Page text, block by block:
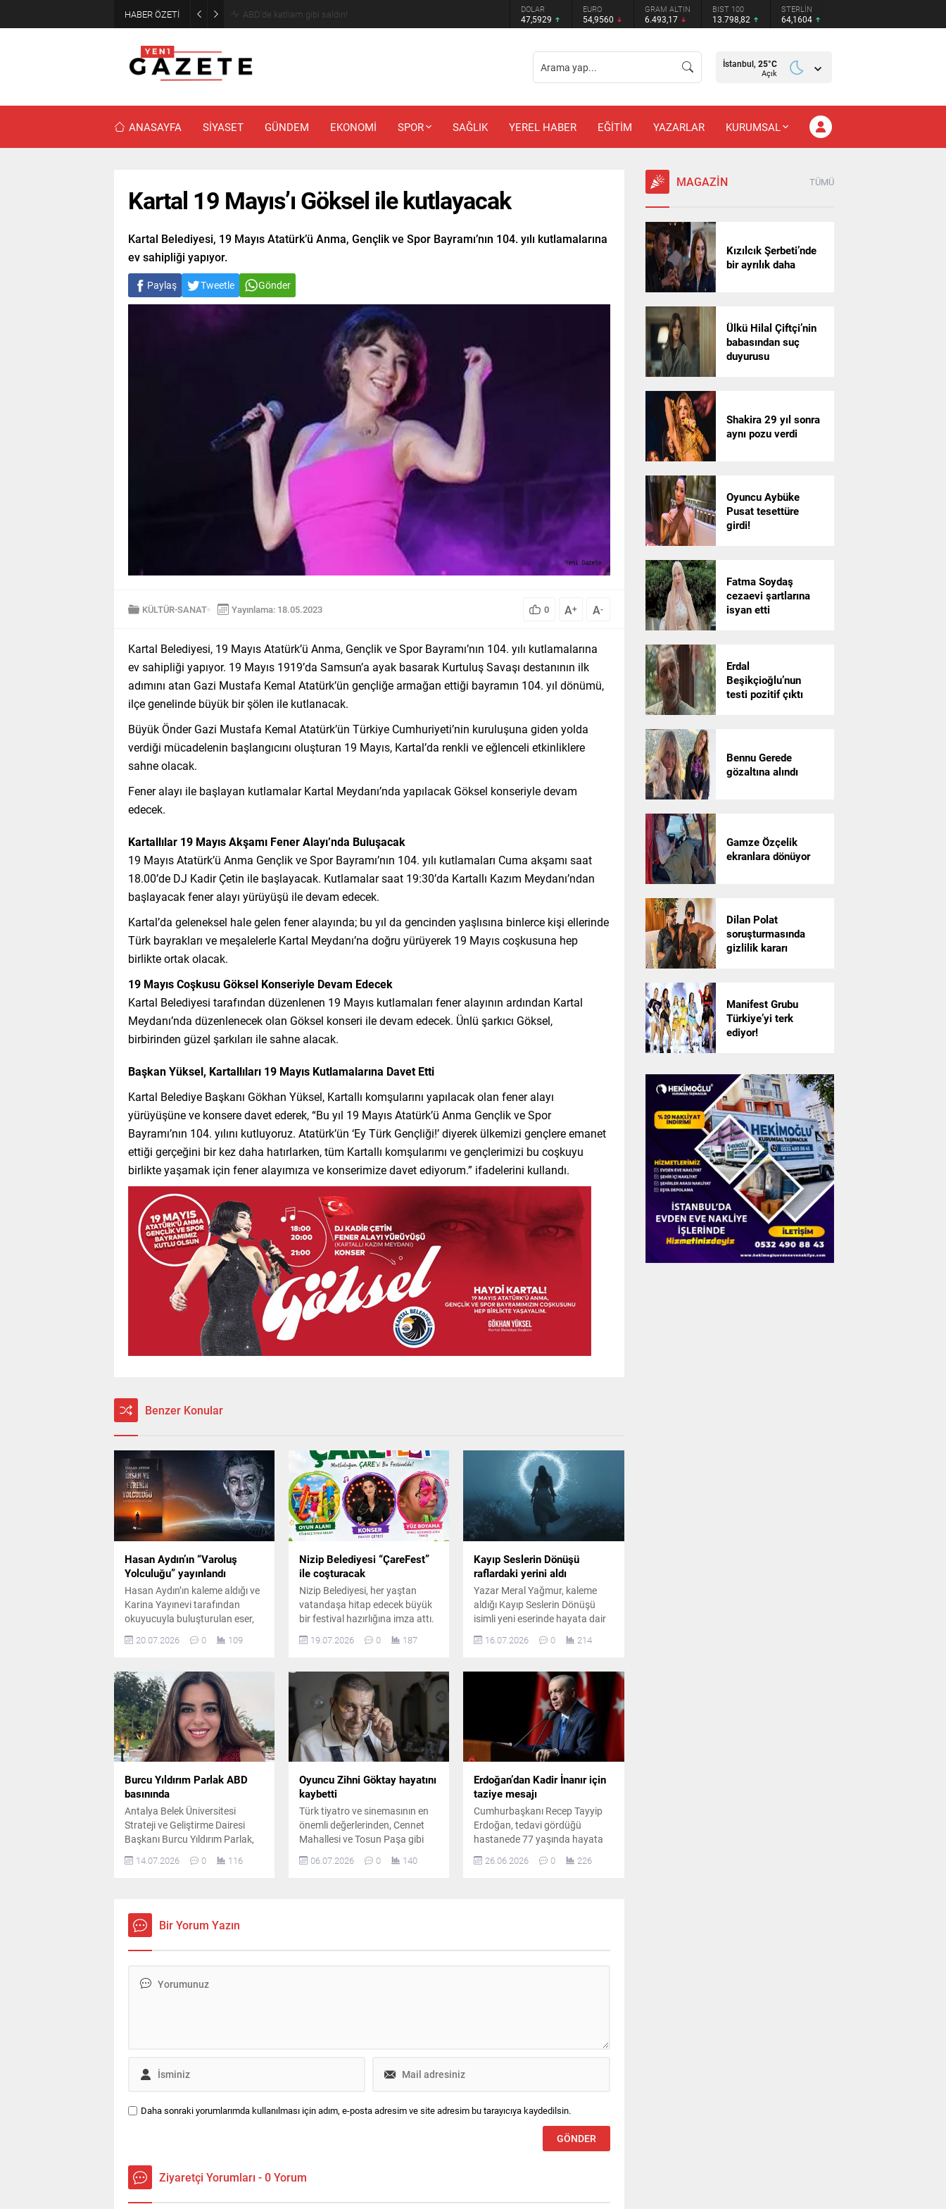
HABER ÖZETİ Akaryakıtta indirim bekleyenlere kötü haber! DOLAR
47,5929
EURO
54,9560
GRAM ALTIN
6.493,17
BIST 100
13.798,82
STERLİN
64,1604
İstanbul, 25°C
Açık
ANASAYFA SİYASET GÜNDEM EKONOMİ SPOR SAĞLIK YEREL HABER EĞİTİM YAZARLAR KURUMSAL
Kartal 19 Mayıs’ı Göksel ile kutlayacak
Kartal Belediyesi, 19 Mayıs Atatürk’ü Anma, Gençlik ve Spor Bayramı’nın 104. yılı kutlamalarına
ev sahipliği yapıyor.
Paylaş Tweetle Gönder
KÜLTÜR-SANAT Yayınlama: 18.05.2023 0 A+ A-
Kartal Belediyesi, 19 Mayıs Atatürk’ü Anma, Gençlik ve Spor Bayramı’nın 104. yılı kutlamalarına
ev sahipliği yapıyor. 19 Mayıs 1919’da Samsun’a ayak basarak Kurtuluş Savaşı destanının ilk
adımını atan Gazi Mustafa Kemal Atatürk’ün gençliğe armağan ettiği bayramın 104. yıl dönümü,
ilçe genelinde büyük bir şölen ile kutlanacak.
Büyük Önder Gazi Mustafa Kemal Atatürk’ün Türkiye Cumhuriyeti’nin kuruluşuna giden yolda
verdiği mücadelenin başlangıcını oluşturan 19 Mayıs, Kartal’da renkli ve eğlenceli etkinliklere
sahne olacak.
Fener alayı ile başlayan kutlamalar Kartal Meydanı’nda yapılacak Göksel konseriyle devam
edecek.
Kartallılar 19 Mayıs Akşamı Fener Alayı’nda Buluşacak
19 Mayıs Atatürk’ü Anma Gençlik ve Spor Bayramı’nın 104. yılı kutlamaları Cuma akşamı saat
18.00’de DJ Kadir Çetin ile başlayacak. Kutlamalar saat 19:30’da Kartallı Kazım Meydanı’ndan
başlayacak fener alayı yürüyüşü ile devam edecek.
Kartal’da geleneksel hale gelen fener alayında; bu yıl da gencinden yaşlısına binlerce kişi ellerinde
Türk bayrakları ve meşalelerle Kartal Meydanı’na doğru yürüyerek 19 Mayıs coşkusuna hep
birlikte ortak olacak.
19 Mayıs Coşkusu Göksel Konseriyle Devam Edecek
Kartal Belediyesi tarafından düzenlenen 19 Mayıs kutlamaları fener alayının ardından Kartal
Meydanı’nda düzenlenecek olan Göksel konseri ile devam edecek. Ünlü şarkıcı Göksel,
birbirinden güzel şarkıları ile sahne alacak.
Başkan Yüksel, Kartallıları 19 Mayıs Kutlamalarına Davet Etti
Kartal Belediye Başkanı Gökhan Yüksel, Kartallı komşularını yapılacak olan fener alayı
yürüyüşüne ve konsere davet ederek, “Bu yıl 19 Mayıs Atatürk’ü Anma Gençlik ve Spor
Bayramı’nın 104. yılını kutluyoruz. Atatürk’ün ‘Ey Türk Gençliği!’ diyerek ülkemizi gençlere emanet
ettiği gerçeğini bir kez daha hatırlarken, tüm Kartallı komşularımı ve gençlerimizi bu coşkuyu
birlikte yaşamak için fener alayımıza ve konserimize davet ediyorum.” ifadelerini kullandı.
Benzer Konular
Hasan Aydın’ın “Varoluş
Yolculuğu” yayınlandı
Hasan Aydın’ın kaleme aldığı ve
Karina Yayınevi tarafından
okuyucuyla buluşturulan eser,
insanın varoluş serüvenini,
gizemlerini kadim sorular
eşliğinde ele alıyor.
20.07.2026 0 109
Nizip Belediyesi “ÇareFest”
ile coşturacak
Nizip Belediyesi, her yaştan
vatandaşa hitap edecek büyük
bir festival hazırlığına imza attı.
anların, yetişkinler için ise müzik
planlandığı "ÇareFest" için geri
sayım resmen başladı.
19.07.2026 0 187
Kayıp Seslerin Dönüşü
raflardaki yerini aldı
Yazar Meral Yağmur, kaleme
aldığı Kayıp Seslerin Dönüşü
isimli yeni eserinde hayata dair
adaleti ve kadınların gücünü
okuyucularını derin bir
farkındalık yolculuğuna
16.07.2026 0 214
Burcu Yıldırım Parlak ABD
basınında
Antalya Belek Üniversitesi
Strateji ve Geliştirme Dairesi
Başkanı Burcu Yıldırım Parlak,
soyut sanat alanındaki özgün
çalışmalarıyla Amerika'da
14.07.2026 0 116
Oyuncu Zihni Göktay hayatını
kaybetti
Türk tiyatro ve sinemasının en
önemli değerlerinden, Cennet
Mahallesi ve Tosun Paşa gibi
unutulmaz yapımların usta
oyuncusu Zihni Göktay, tedavi
06.07.2026 0 140
Erdoğan’dan Kadir İnanır için
taziye mesajı
Cumhurbaşkanı Recep Tayyip
Erdoğan, tedavi gördüğü
hastanede 77 yaşında hayata
gözlerini yuman Türk
sinemasının efsane aktörü
26.06.2026 0 226
Bir Yorum Yazın
Daha sonraki yorumlarımda kullanılması için adım, e-posta adresim ve site adresim bu tarayıcıya kaydedilsin.
Ziyaretçi Yorumları - 0 Yorum
MAGAZİN TÜMÜ
Kızılcık Şerbeti’nde
bir ayrılık daha
Ülkü Hilal Çiftçi’nin
babasından suç
duyurusu
Shakira 29 yıl sonra
aynı pozu verdi
Oyuncu Aybüke
Pusat tesettüre
girdi!
Fatma Soydaş
cezaevi şartlarına
isyan etti
Erdal
Beşikçioğlu’nun
testi pozitif çıktı
Bennu Gerede
gözaltına alındı
Gamze Özçelik
ekranlara dönüyor
Dilan Polat
soruşturmasında
gizlilik kararı
Manifest Grubu
Türkiye’yi terk
ediyor!